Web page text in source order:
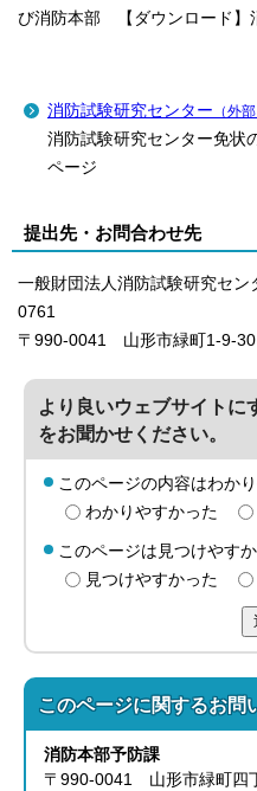
び消防本部 【ダウンロード】
消防試験研究センター （外
消防試験研究センター免状
ページ
提出先・お問合わせ先
一般財団法人消防試験研究セ
0761
〒990-0041 山形市緑町1-9-
より良いウェブサイトに
をお聞かせください。
このページの内容はわか
わかりやすかった
このページは見つけやす
見つけやすかった
このページに関するお問
消防本部予防課
〒990-0041 山形市緑町四